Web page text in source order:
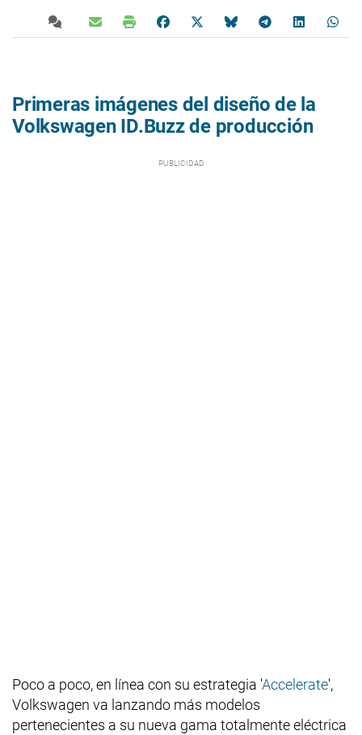
Primeras imágenes del diseño de la
Volkswagen ID.Buzz de producción
Poco a poco, en línea con su estrategia 'Accelerate',
Volkswagen va lanzando más modelos
pertenecientes a su nueva gama totalmente eléctrica